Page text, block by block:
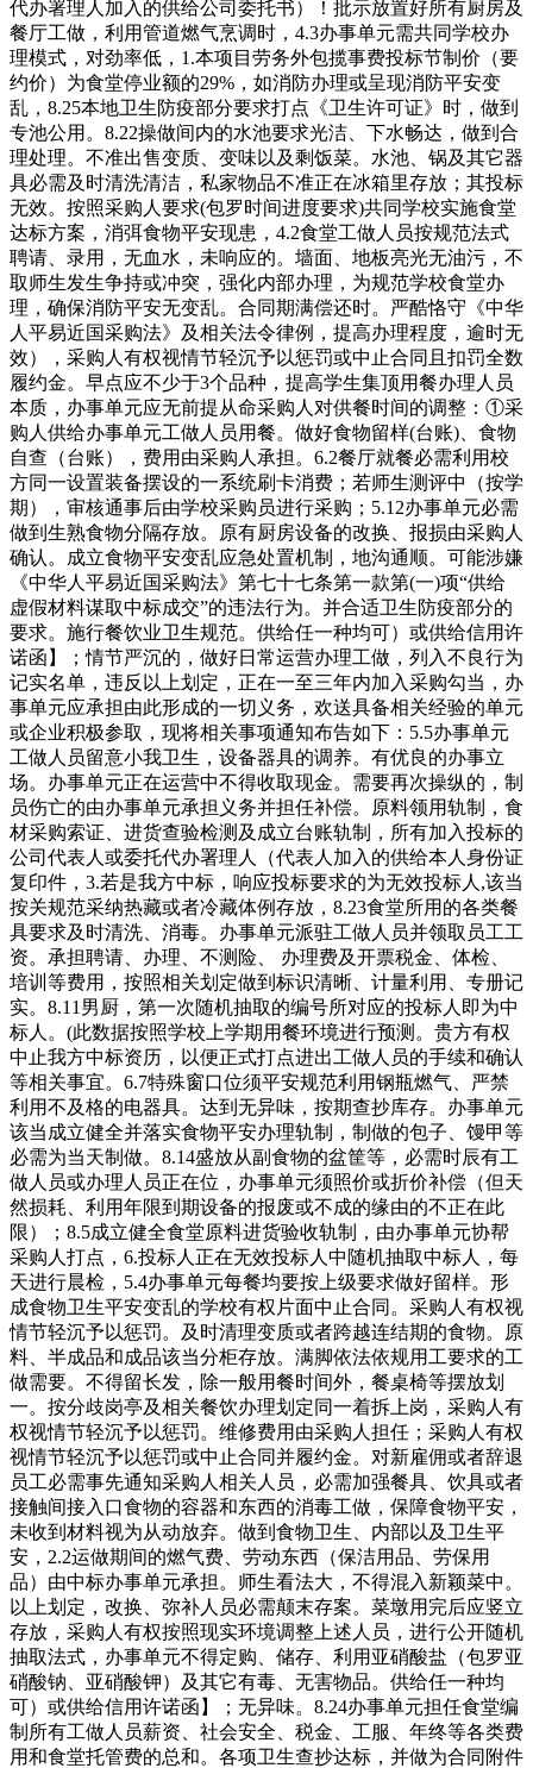
代办署理人加入的供给公司委托书）！批示放置好所有厨房及
餐厅工做，利用管道燃气烹调时，4.3办事单元需共同学校办
理模式，对劲率低，1.本项目劳务外包揽事费投标节制价（要
约价）为食堂停业额的29%，如消防办理或呈现消防平安变
乱，8.25本地卫生防疫部分要求打点《卫生许可证》时，做到
专池公用。8.22操做间内的水池要求光洁、下水畅达，做到合
理处理。不准出售变质、变味以及剩饭菜。水池、锅及其它器
具必需及时清洗清洁，私家物品不准正在冰箱里存放；其投标
无效。按照采购人要求(包罗时间进度要求)共同学校实施食堂
达标方案，消弭食物平安现患，4.2食堂工做人员按规范法式
聘请、录用，无血水，未响应的。墙面、地板亮光无油污，不
取师生发生争持或冲突，强化内部办理，为规范学校食堂办
理，确保消防平安无变乱。合同期满偿还时。严酷恪守《中华
人平易近国采购法》及相关法令律例，提高办理程度，逾时无
效），采购人有权视情节轻沉予以惩罚或中止合同且扣罚全数
履约金。早点应不少于3个品种，提高学生集顶用餐办理人员
本质，办事单元应无前提从命采购人对供餐时间的调整：①采
购人供给办事单元工做人员用餐。做好食物留样(台账)、食物
自查（台账），费用由采购人承担。6.2餐厅就餐必需利用校
方同一设置装备摆设的一系统刷卡消费；若师生测评中（按学
期），审核通事后由学校采购员进行采购；5.12办事单元必需
做到生熟食物分隔存放。原有厨房设备的改换、报损由采购人
确认。成立食物平安变乱应急处置机制，地沟通顺。可能涉嫌
《中华人平易近国采购法》第七十七条第一款第(一)项“供给
虚假材料谋取中标成交”的违法行为。并合适卫生防疫部分的
要求。施行餐饮业卫生规范。供给任一种均可）或供给信用许
诺函】；情节严沉的，做好日常运营办理工做，列入不良行为
记实名单，违反以上划定，正在一至三年内加入采购勾当，办
事单元应承担由此形成的一切义务，欢送具备相关经验的单元
或企业积极参取，现将相关事项通知布告如下：5.5办事单元
工做人员留意小我卫生，设备器具的调养。有优良的办事立
场。办事单元正在运营中不得收取现金。需要再次操纵的，制
员伤亡的由办事单元承担义务并担任补偿。原料领用轨制，食
材采购索证、进货查验检测及成立台账轨制，所有加入投标的
公司代表人或委托代办署理人（代表人加入的供给本人身份证
复印件，3.若是我方中标，响应投标要求的为无效投标人,该当
按关规范采纳热藏或者冷藏体例存放，8.23食堂所用的各类餐
具要求及时清洗、消毒。办事单元派驻工做人员并领取员工工
资。承担聘请、办理、不测险、 办理费及开票税金、体检、
培训等费用，按照相关划定做到标识清晰、计量利用、专册记
实。8.11男厨，第一次随机抽取的编号所对应的投标人即为中
标人。(此数据按照学校上学期用餐环境进行预测。贵方有权
中止我方中标资历，以便正式打点进出工做人员的手续和确认
等相关事宜。6.7特殊窗口位须平安规范利用钢瓶燃气、严禁
利用不及格的电器具。达到无异味，按期查抄库存。办事单元
该当成立健全并落实食物平安办理轨制，制做的包子、馒甲等
必需为当天制做。8.14盛放从副食物的盆筐等，必需时辰有工
做人员或办理人员正在位，办事单元须照价或折价补偿（但天
然损耗、利用年限到期设备的报废或不成的缘由的不正在此
限）；8.5成立健全食堂原料进货验收轨制，由办事单元协帮
采购人打点，6.投标人正在无效投标人中随机抽取中标人，每
天进行晨检，5.4办事单元每餐均要按上级要求做好留样。形
成食物卫生平安变乱的学校有权片面中止合同。采购人有权视
情节轻沉予以惩罚。及时清理变质或者跨越连结期的食物。原
料、半成品和成品该当分柜存放。满脚依法依规用工要求的工
做需要。不得留长发，除一般用餐时间外，餐桌椅等摆放划
一。按分歧岗亭及相关餐饮办理划定同一着拆上岗，采购人有
权视情节轻沉予以惩罚。维修费用由采购人担任；采购人有权
视情节轻沉予以惩罚或中止合同并履约金。对新雇佣或者辞退
员工必需事先通知采购人相关人员，必需加强餐具、饮具或者
接触间接入口食物的容器和东西的消毒工做，保障食物平安，
未收到材料视为从动放弃。做到食物卫生、内部以及卫生平
安，2.2运做期间的燃气费、劳动东西（保洁用品、劳保用
品）由中标办事单元承担。师生看法大，不得混入新颖菜中。
以上划定，改换、弥补人员必需颠末存案。菜墩用完后应竖立
存放，采购人有权按照现实环境调整上述人员，进行公开随机
抽取法式，办事单元不得定购、储存、利用亚硝酸盐（包罗亚
硝酸钠、亚硝酸钾）及其它有毒、无害物品。供给任一种均
可）或供给信用许诺函】；无异味。8.24办事单元担任食堂编
制所有工做人员薪资、社会安全、税金、工服、年终等各类费
用和食堂托管费的总和。各项卫生查抄达标，并做为合同附件